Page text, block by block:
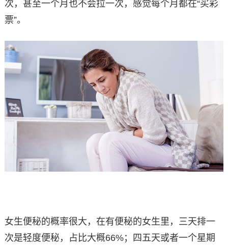
次，甚至一个月也不会拉一次，感觉每个月都在“买彩
票”。
女生便秘的概率很大，在有便秘的女生里，三天排一
次是轻度便秘，占比大概66%；四五天或者一个星期